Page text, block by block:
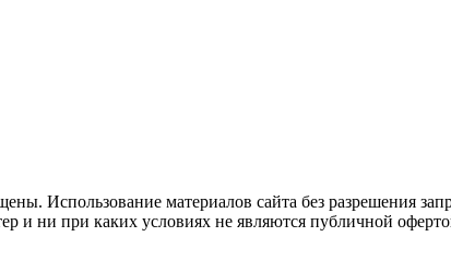
Использование материалов сайта без разрешения
и ни при каких условиях не являются публичной